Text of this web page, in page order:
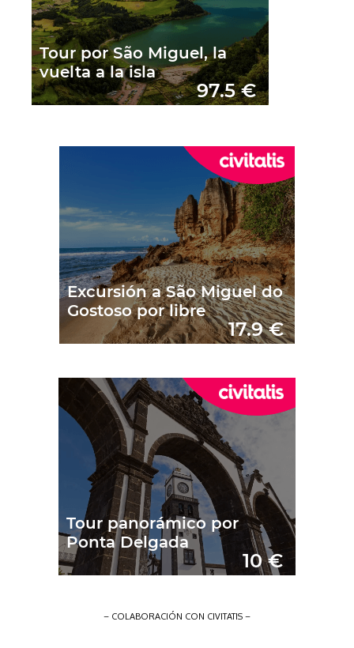
– COLABORACIÓN CON CIVITATIS –